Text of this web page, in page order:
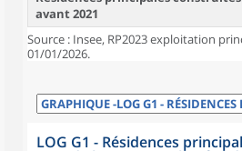
avant 2021
Source : Insee, RP2023 exploitation
01/01/2026.
LOG G1 - Résidences